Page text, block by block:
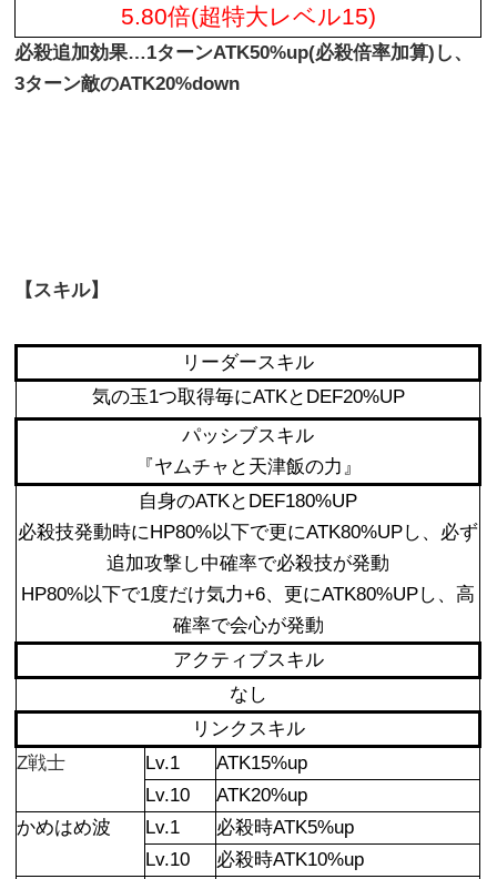
5.80倍(超特大レベル15)
必殺追加効果…1ターンATK50%up(必殺倍率加算)し、
3ターン敵のATK20%down
【スキル】
リーダースキル
気の玉1つ取得毎にATKとDEF20%UP
パッシブスキル
『ヤムチャと天津飯の力』
自身のATKとDEF180%UP
必殺技発動時にHP80%以下で更にATK80%UPし、必ず
追加攻撃し中確率で必殺技が発動
HP80%以下で1度だけ気力+6、更にATK80%UPし、高
確率で会心が発動
アクティブスキル
なし
リンクスキル
Z戦士
Lv.1
ATK15%up
Lv.10
ATK20%up
かめはめ波
Lv.1
必殺時ATK5%up
Lv.10
必殺時ATK10%up